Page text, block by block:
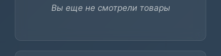
Вы еще не смотрели товары